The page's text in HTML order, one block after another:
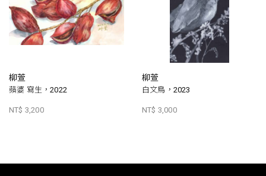
柳萱
蘋婆 寫生，2022
NT$ 3,200
柳萱
白文鳥，2023
NT$ 3,000